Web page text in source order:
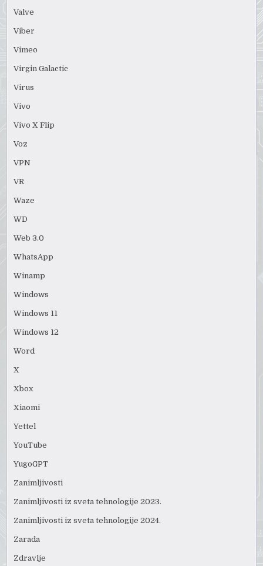
Valve
Viber
Vimeo
Virgin Galactic
Virus
Vivo
Vivo X Flip
Voz
VPN
VR
Waze
WD
Web 3.0
WhatsApp
Winamp
Windows
Windows 11
Windows 12
Word
X
Xbox
Xiaomi
Yettel
YouTube
YugoGPT
Zanimljivosti
Zanimljivosti iz sveta tehnologije 2023.
Zanimljivosti iz sveta tehnologije 2024.
Zarada
Zdravlje